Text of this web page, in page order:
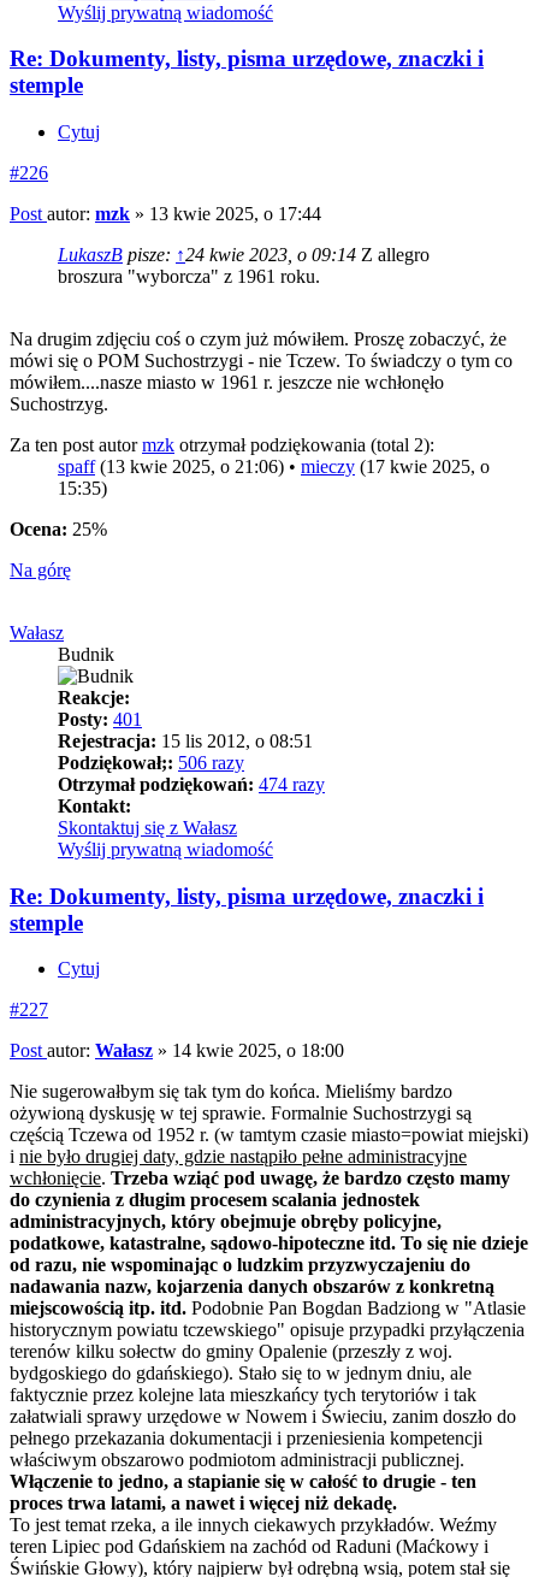
Wyślij prywatną wiadomość
Re: Dokumenty, listy, pisma urzędowe, znaczki i
stemple
Cytuj
#226
Post autor: mzk » 13 kwie 2025, o 17:44
LukaszB pisze: ↑24 kwie 2023, o 09:14 Z allegro
broszura "wyborcza" z 1961 roku.
Na drugim zdjęciu coś o czym już mówiłem. Proszę zobaczyć, że
mówi się o POM Suchostrzygi - nie Tczew. To świadczy o tym co
mówiłem....nasze miasto w 1961 r. jeszcze nie wchłonęło
Suchostrzyg.
Za ten post autormzk otrzymał podziękowania (total 2):
spaff(13 kwie 2025, o 21:06) • mieczy (17 kwie 2025, o
15:35)
Ocena: 25%
Na górę
Wałasz
Budnik
Reakcje:
Posty: 401
Rejestracja: 15 lis 2012, o 08:51
Podziękował;: 506 razy
Otrzymał podziękowań: 474 razy
Kontakt:
Skontaktuj się z Wałasz
Wyślij prywatną wiadomość
Re: Dokumenty, listy, pisma urzędowe, znaczki i
stemple
Cytuj
#227
Post autor: Wałasz » 14 kwie 2025, o 18:00
Nie sugerowałbym się tak tym do końca. Mieliśmy bardzo
ożywioną dyskusję w tej sprawie. Formalnie Suchostrzygi są
częścią Tczewa od 1952 r. (w tamtym czasie miasto=powiat miejski)
i nie było drugiej daty, gdzie nastąpiło pełne administracyjne
wchłonięcie. Trzeba wziąć pod uwagę, że bardzo często mamy
do czynienia z długim procesem scalania jednostek
administracyjnych, który obejmuje obręby policyjne,
podatkowe, katastralne, sądowo-hipoteczne itd. To się nie dzieje
od razu, nie wspominając o ludzkim przyzwyczajeniu do
nadawania nazw, kojarzenia danych obszarów z konkretną
miejscowością itp. itd. Podobnie Pan Bogdan Badziong w "Atlasie
historycznym powiatu tczewskiego" opisuje przypadki przyłączenia
terenów kilku sołectw do gminy Opalenie (przeszły z woj.
bydgoskiego do gdańskiego). Stało się to w jednym dniu, ale
faktycznie przez kolejne lata mieszkańcy tych terytoriów i tak
załatwiali sprawy urzędowe w Nowem i Świeciu, zanim doszło do
pełnego przekazania dokumentacji i przeniesienia kompetencji
właściwym obszarowo podmiotom administracji publicznej.
Włączenie to jedno, a stapianie się w całość to drugie - ten
proces trwa latami, a nawet i więcej niż dekadę.
To jest temat rzeka, a ile innych ciekawych przykładów. Weźmy
teren Lipiec pod Gdańskiem na zachód od Raduni (Maćkowy i
Świńskie Głowy), który najpierw był odrębną wsią, potem stał się